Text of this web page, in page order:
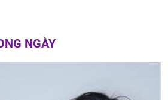
NGÀY